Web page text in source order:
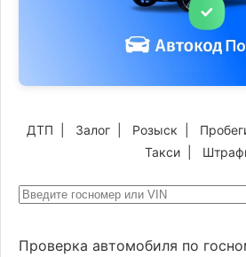
ДТП Залог Розыск
Такси|
Проверка автомобиля по